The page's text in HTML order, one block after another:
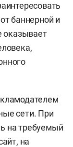
баннерной и
оказывает
сети. При
на требуемый
на